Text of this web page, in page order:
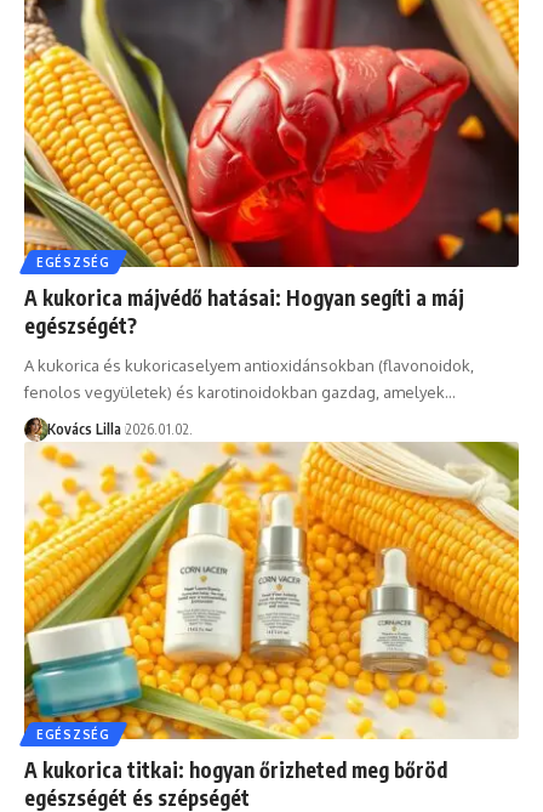
EGÉSZSÉG
A kukorica májvédő hatásai: Hogyan segíti a máj
egészségét?
A kukorica és kukoricaselyem antioxidánsokban (flavonoidok,
fenolos vegyületek) és karotinoidokban gazdag, amelyek…
Kovács Lilla 2026.01.02.
EGÉSZSÉG
A kukorica titkai: hogyan őrizheted meg bőröd
egészségét és szépségét